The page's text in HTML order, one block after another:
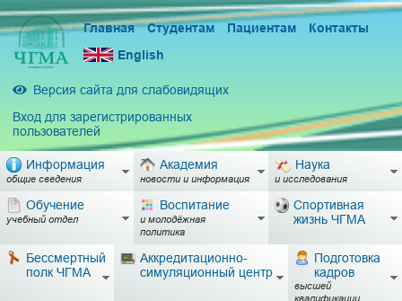
Главная Студентам Пациентам
Контакты
English
Версия сайта для слабовидящих
Вход для зарегистрированных
пользователей
Информация
общие сведения
Академия
новости и информация
Наука
и исследования
Обучение
учебный отдел
Воспитание
и молодёжная
политика
Спортивная
жизнь ЧГМА
Бессмертный
полк ЧГМА
Аккредитационно-
симуляционный центр
Подготовка
кадров
высшей
квалификации